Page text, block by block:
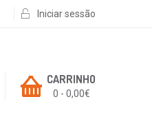
Iniciar sessão
CARRINHO
0 - 0,00€